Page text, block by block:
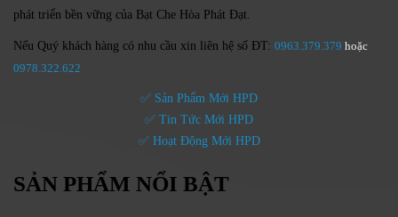
phát triển bền vững của Bạt Che Hòa Phát Đạt.
Nếu Quý khách hàng có nhu cầu xin liên hệ số ĐT: 0963.379.379 hoặc
0978.322.622
✅ Sản Phẩm Mới HPD
✅ Tin Tức Mới HPD
✅ Hoạt Động Mới HPD
SẢN PHẨM NỔI BẬT